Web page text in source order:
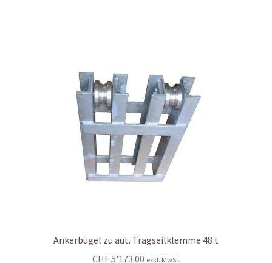
Ankerbügel zu aut. Tragseilklemme 48 t
CHF5'173.00 exkl. MwSt.